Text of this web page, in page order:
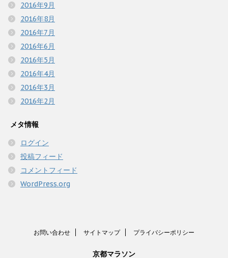
2016年9月
2016年8月
2016年7月
2016年6月
2016年5月
2016年4月
2016年3月
2016年2月
メタ情報
ログイン
投稿フィード
コメントフィード
WordPress.org
お問い合わせ サイトマップ プライバシーポリシー
京都マラソン